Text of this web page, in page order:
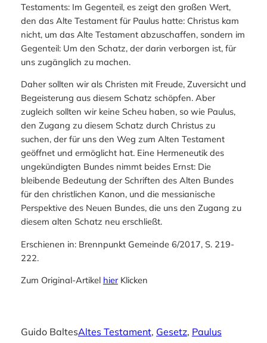
Testaments: Im Gegenteil, es zeigt den großen Wert,
den das Alte Testament für Paulus hatte: Christus kam
nicht, um das Alte Testament abzuschaffen, sondern im
Gegenteil: Um den Schatz, der darin verborgen ist, für
uns zugänglich zu machen.
Daher sollten wir als Christen mit Freude, Zuversicht und
Begeisterung aus diesem Schatz schöpfen. Aber
zugleich sollten wir keine Scheu haben, so wie Paulus,
den Zugang zu diesem Schatz durch Christus zu
suchen, der für uns den Weg zum Alten Testament
geöffnet und ermöglicht hat. Eine Hermeneutik des
ungekündigten Bundes nimmt beides Ernst: Die
bleibende Bedeutung der Schriften des Alten Bundes
für den christlichen Kanon, und die messianische
Perspektive des Neuen Bundes, die uns den Zugang zu
diesem alten Schatz neu erschließt.
Erschienen in: Brennpunkt Gemeinde 6/2017, S. 219-
222.
Zum Original-Artikel hierKlicken
Guido BaltesAltes Testament, Gesetz, Paulus